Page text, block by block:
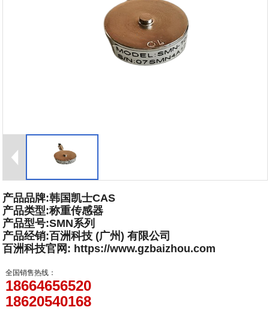
产品品牌:韩国凯士CAS
产品类型:称重传感器
产品型号:SMN系列
产品经销:百洲科技 (广州) 有限公司
百洲科技官网: https://www.gzbaizhou.com
全国销售热线：
18664656520
18620540168